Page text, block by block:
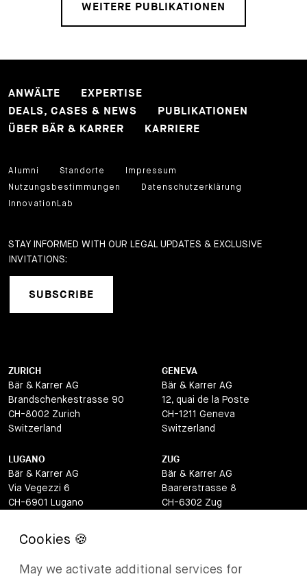
WEITERE PUBLIKATIONEN
ANWÄLTE
EXPERTISE
DEALS, CASES & NEWS
PUBLIKATIONEN
ÜBER BÄR & KARRER
KARRIERE
Alumni Standorte
Impressum
Nutzungsbestimmungen
Datenschutzerklärung
InnovationLab
STAY INFORMED WITH OUR LEGAL UPDATES & EXCLUSIVE
INVITATIONS:
SUBSCRIBE
ZURICH
Bär & Karrer AG
Brandschenkestrasse 90
CH-8002 Zurich
Switzerland
GENEVA
Bär & Karrer AG
12, quai de la Poste
CH-1211 Geneva
Switzerland
LUGANO
Bär & Karrer AG
Via Vegezzi 6
CH-6901 Lugano
ZUG
Bär & Karrer AG
Baarerstrasse 8
CH-6302 Zug
BASEL
Lange Gasse 47
Via Maistra 2
May we activate additional services for